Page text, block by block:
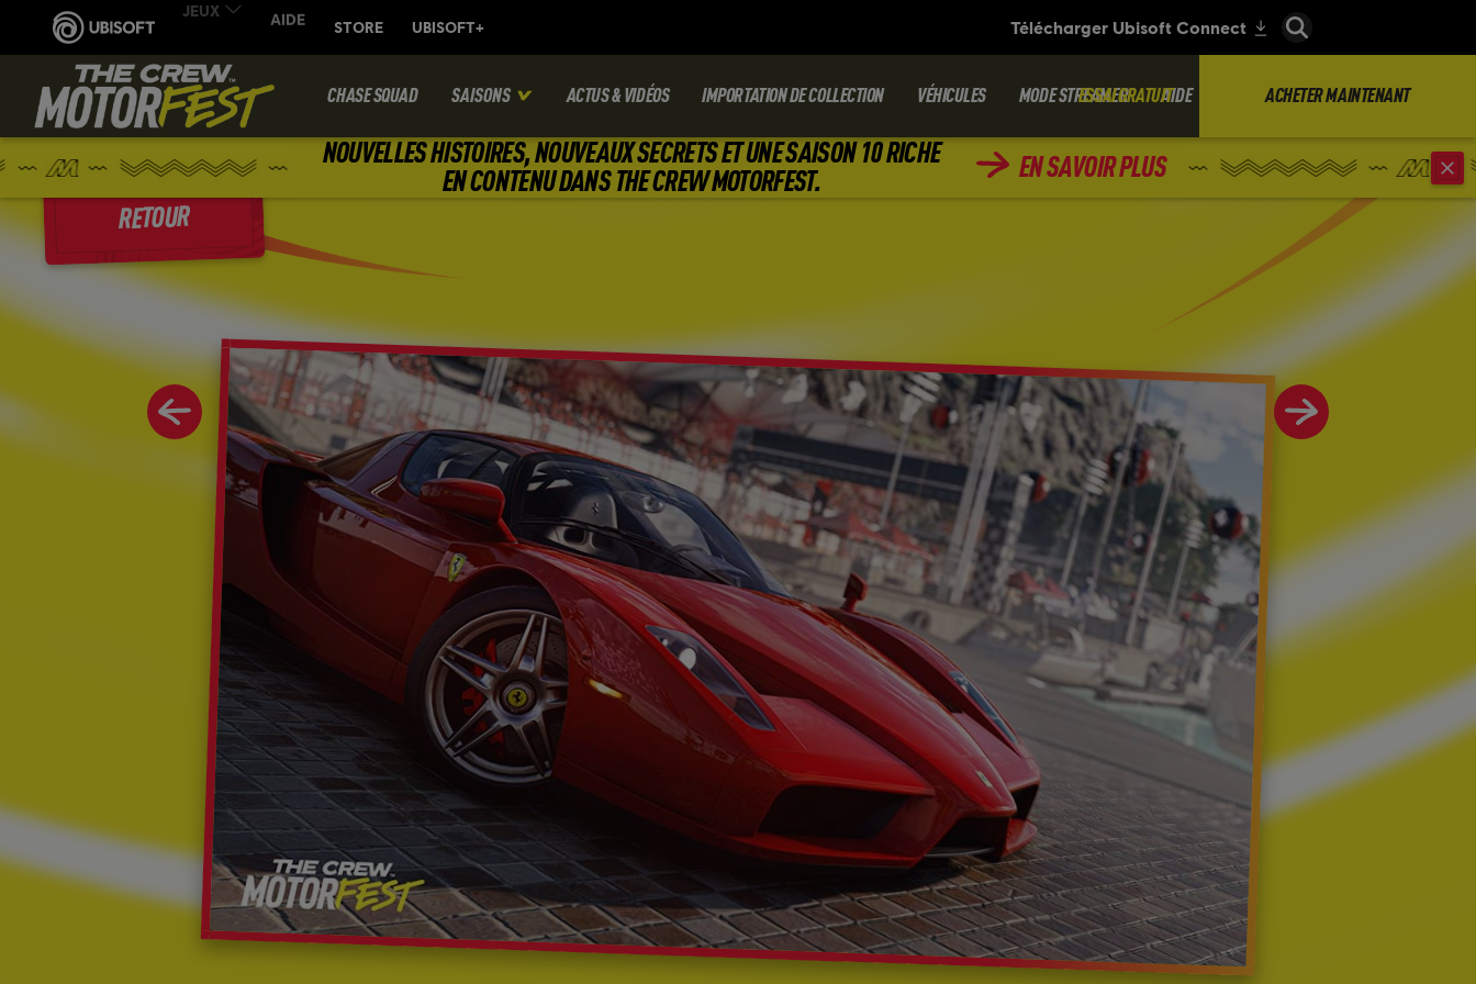
NOUVELLES HISTOIRES, NOUVEAUX SECRETS ET UNE SAISON 10 RICHE
EN CONTENU DANS THE CREW MOTORFEST.
EN SAVOIR PLUS
CHASE SQUAD SAISONS ACTUS & VIDÉOS IMPORTATION DE COLLECTION VÉHICULES MODE STREAMER AIDE
ESSAI GRATUIT ACHETER MAINTENANT
RETOUR